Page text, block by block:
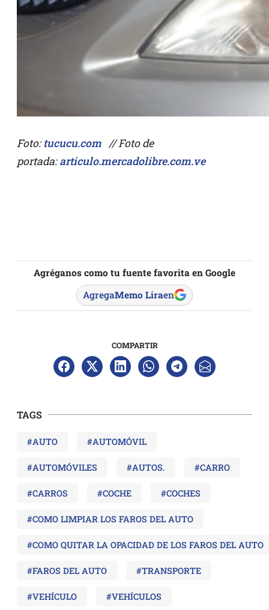
Foto: tucucu.com // Foto de
portada:articulo.mercadolibre.com.ve
Agréganos como tu fuente favorita en Google
AgregaMemo Liraen
COMPARTIR
TAGS
#AUTO #AUTOMÓVIL
#AUTOMÓVILES #AUTOS. #CARRO
#CARROS #COCHE #COCHES
#COMO LIMPIAR LOS FAROS DEL AUTO
#COMO QUITAR LA OPACIDAD DE LOS FAROS DEL AUTO
#FAROS DEL AUTO #TRANSPORTE
#VEHÍCULO #VEHÍCULOS